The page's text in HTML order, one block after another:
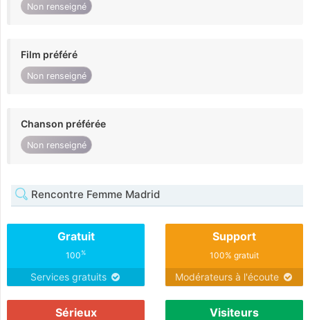
Non renseigné
Film préféré
Non renseigné
Chanson préférée
Non renseigné
Rencontre Femme Madrid
Gratuit
100%
Services gratuits
Support
100% gratuit
Modérateurs à l'écoute
Sérieux Visiteurs